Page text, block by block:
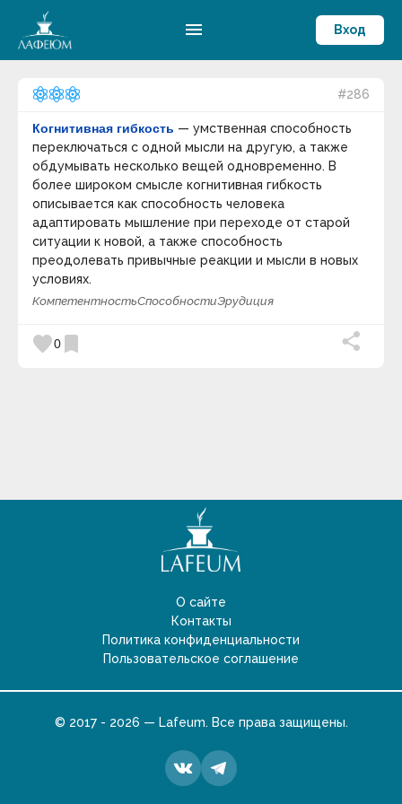
menu Вход
#286
Когнитивная гибкость — умственная способность
переключаться с одной мысли на другую, а также
обдумывать несколько вещей одновременно. В
более широком смысле когнитивная гибкость
описывается как способность человека
адаптировать мышление при переходе от старой
ситуации к новой, а также способность
преодолевать привычные реакции и мысли в новых
условиях.
КомпетентностьСпособностиЭрудиция
favorite0 bookmark
О сайте
Контакты
Политика конфиденциальности
Пользовательское соглашение
© 2017 - 2026 — Lafeum. Все права защищены.